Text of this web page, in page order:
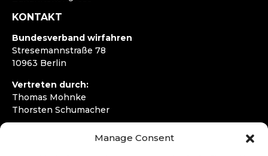
Manage Consent
KONTAKT
Bundesverband wirfahren
Stresemannstraße 78
10963 Berlin
Vertreten durch:
Thomas Mohnke
Thorsten Schumacher
kontakt@wirfahren.de